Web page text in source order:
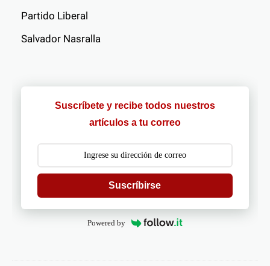
Partido Liberal
Salvador Nasralla
Suscríbete y recibe todos nuestros
artículos a tu correo
Suscríbirse
Powered by